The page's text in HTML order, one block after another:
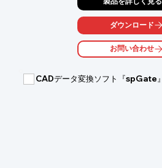
ダウンロード
お問い合わせ
CADデータ変換ソフト『spGate』